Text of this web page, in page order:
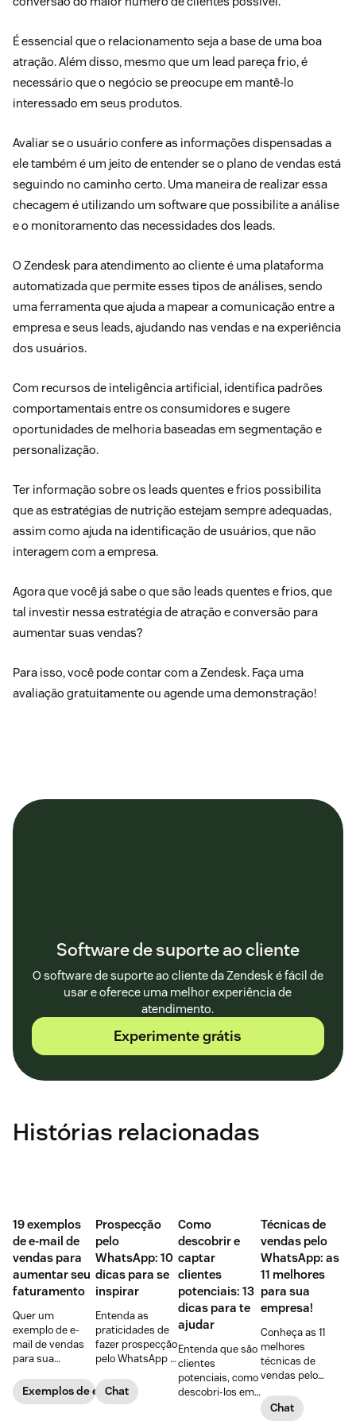
É essencial que o relacionamento seja a base de uma boa
atração. Além disso, mesmo que um lead pareça frio, é
necessário que o negócio se preocupe em mantê-lo
interessado em seus produtos.
Avaliar se o usuário confere as informações dispensadas a
ele também é um jeito de entender se o plano de vendas está
seguindo no caminho certo. Uma maneira de realizar essa
checagem é utilizando um software que possibilite a análise
e o monitoramento das necessidades dos leads.
O Zendesk para atendimento ao clienteé uma plataforma
automatizada que permite esses tipos de análises, sendo
uma ferramenta que ajuda a mapear a comunicação entre a
empresa e seus leads, ajudando nas vendas e naexperiência
dos usuários.
Com recursos de inteligência artificial , identifica padrões
comportamentais entre os consumidores e sugere
oportunidades de melhoria baseadas em segmentação e
personalização.
Ter informação sobre os leads quentes e frios possibilita
que as estratégias de nutrição estejam sempre adequadas,
assim como ajuda na identificação de usuários, que não
interagem com a empresa.
Agora que você já sabe o que são leads quentes e frios, que
tal investir nessa estratégia de atração e conversão para
aumentar suas vendas?
Para isso, você pode contar com a Zendesk. Faça uma
avaliação gratuitamenteou agende uma demonstração!
Software de suporte ao cliente
O software de suporte ao cliente da Zendesk é fácil de
usar e oferece uma melhor experiência de
atendimento.
Experimente grátis
Histórias relacionadas
‌19 exemplos
de e-mail de
vendas para
aumentar seu
faturamento
Quer um
exemplo de e-
mail de vendas
para sua
Confira 19
opções, incluindo
Exemplos de e-mails de vendas
Prospecção
pelo
WhatsApp: 10
dicas para se
inspirar
Entenda as
praticidades de
fazer prospecção
pelo WhatsApp +
PRÁTICAS para
começar agora
Chat
Como
descobrir e
captar
clientes
potenciais: 13
dicas para te
ajudar
Entenda que são
clientes
potenciais, como
descobri-los em
Técnicas de
vendas pelo
WhatsApp: as
11 melhores
para sua
empresa!
Conheça as 11
melhores
técnicas de
vendas pelo
vantagens de
usar a
Chat